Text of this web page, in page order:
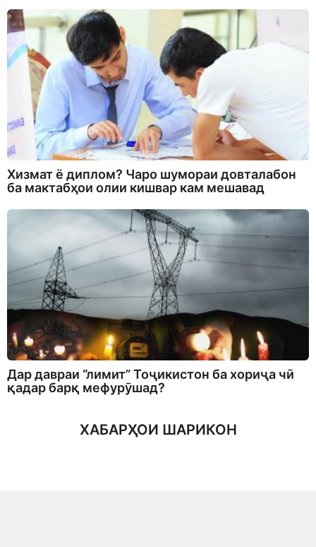
Хизмат ё диплом? Чаро шумораи довталабон
ба мактабҳои олии кишвар кам мешавад
Дар давраи “лимит” Тоҷикистон ба хориҷа чӣ
қадар барқ мефурӯшад?
ХАБАРҲОИ ШАРИКОН